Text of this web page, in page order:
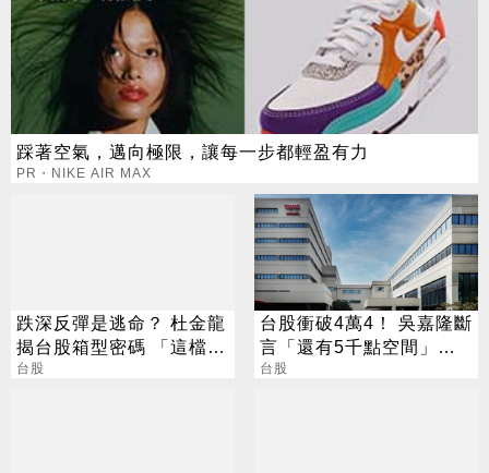
踩著空氣，邁向極限，讓每一步都輕盈有力
PR・NIKE AIR MAX
跌深反彈是逃命？ 杜金龍
揭台股箱型密碼 「這檔」
手腳要快
台股
台股衝破4萬4！ 吳嘉隆斷
言「還有5千點空間」：
投資台積電就是投資台灣
台股